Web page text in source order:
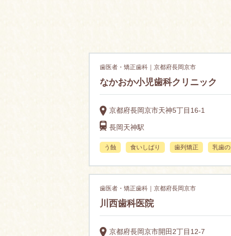
歯医者・矯正歯科｜京都府長岡京市
なかおか小児歯科クリニック
京都府長岡京市天神5丁目16-1
長岡天神駅
う蝕 食いしばり 歯列矯正 乳歯
歯医者・矯正歯科｜京都府長岡京市
川西歯科医院
京都府長岡京市開田2丁目12-7